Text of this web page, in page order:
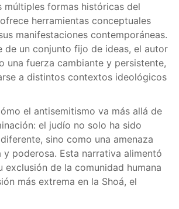
múltiples formas históricas del
herramientas conceptuales
manifestaciones contemporáneas.
de un conjunto fijo de ideas, el autor
una fuerza cambiante y persistente,
a distintos contextos ideológicos
el antisemitismo va más allá de
el judío no solo ha sido
sino como una amenaza
y poderosa. Esta narrativa alimentó
exclusión de la comunidad humana
más extrema en la Shoá, el